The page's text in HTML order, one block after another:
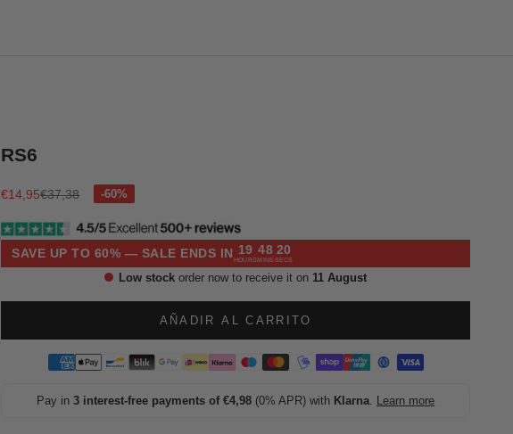
RS6
Precio de oferta
€14,95Precio normal
€37,38
SAVE UP TO 60% — SALE ENDS IN 19
HOURS
48
MINS
19
SECS
Low stock order now to receive it on 11 August
AÑADIR AL CARRITO
Pay in3 interest-free payments of €4,98 (0% APR) with Klarna. Learn more